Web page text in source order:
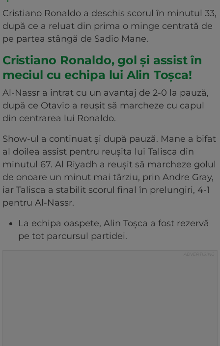
Cristiano Ronaldo a deschis scorul în minutul 33,
după ce a reluat din prima o minge centrată de
pe partea stângă de Sadio Mane.
Cristiano Ronaldo, gol și assist în
meciul cu echipa lui Alin Toșca!
Al-Nassr a intrat cu un avantaj de 2-0 la pauză,
după ce Otavio a reușit să marcheze cu capul
din centrarea lui Ronaldo.
Show-ul a continuat și după pauză. Mane a bifat
al doilea assist pentru reușita lui Talisca din
minutul 67. Al Riyadh a reușit să marcheze golul
de onoare un minut mai târziu, prin Andre Gray,
iar Talisca a stabilit scorul final în prelungiri, 4-1
pentru Al-Nassr.
La echipa oaspete, Alin Toșca a fost rezervă
pe tot parcursul partidei.